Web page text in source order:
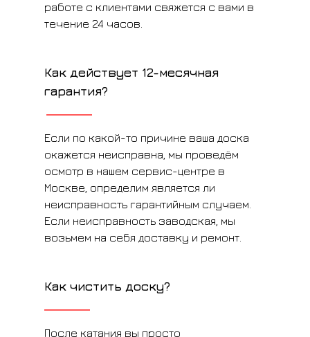
работе с клиентами свяжется с вами в
течение 24 часов.
Если по какой-то причине ваша доска
окажется неисправна, мы проведём
осмотр в нашем сервис-центре в
Москве, определим является ли
неисправность гарантийным случаем.
Если неисправность заводская, мы
возьмем на себя доставку и ремонт.
После катания вы просто
Как действует 12-месячная
гарантия?
Как чистить доску?